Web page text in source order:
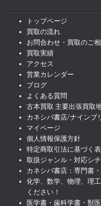
し
た。
で
トップページ
買取の流れ
お問合わせ・買取のご
買取実績
アクセス
営業カレンダー
ブログ
よくある質問
古本買取 主要出張買取
カネシバ書店/ナインブ
マイページ
個人情報保護方針
特定商取引法に基づく
取扱ジャンル・対応シ
カネシバ書店：専門書
化学、数学、物理、理
ください！
医学書・歯科学書・獣